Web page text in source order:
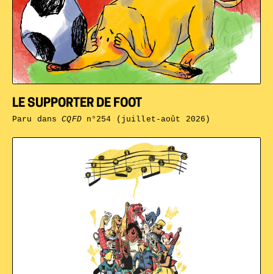
LE SUPPORTER DE FOOT
Paru dansCQFDn°254 (juillet-août 2026)